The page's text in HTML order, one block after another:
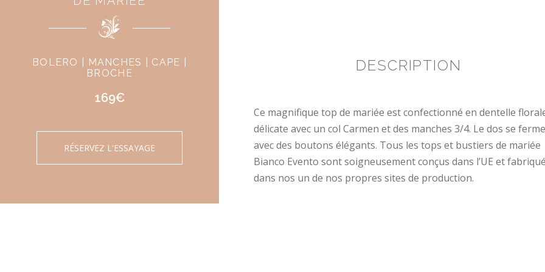
BOLERO | MANCHES | CAPE |
BROCHE
169€
RÉSERVEZ L'ESSAYAGE
DESCRIPTION
Ce magnifique top de mariée est confectionné en dentelle
délicate avec un col Carmen et des manches 3/4. Le dos se ferme
avec des boutons élégants. Tous les tops et bustiers de mariée
Bianco Evento sont soigneusement conçus dans l’UE et
dans nos un de nos propres sites de production.